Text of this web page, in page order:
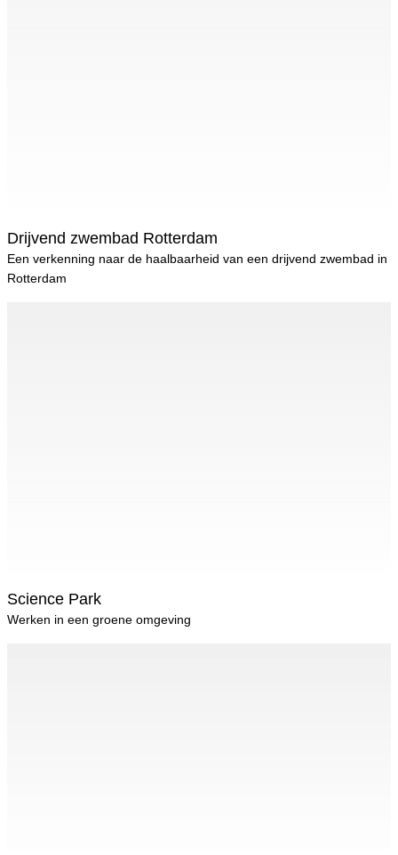
Drijvend zwembad Rotterdam
Een verkenning naar de haalbaarheid van een drijvend zwembad in
Rotterdam
Science Park
Werken in een groene omgeving